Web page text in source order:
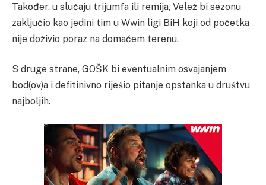
Također, u slučaju trijumfa ili remija, Velež bi sezonu
zaključio kao jedini tim u Wwin ligi BiH koji od početka
nije doživio poraz na domaćem terenu.
S druge strane, GOŠK bi eventualnim osvajanjem
bod(ov)a i defitinivno riješio pitanje opstanka u društvu
najboljih.